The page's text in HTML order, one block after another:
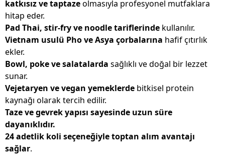
katkısız ve taptazeolmasıyla profesyonel mutfaklara
hitap eder.
Pad Thai, stir-fry ve noodle tariflerinde kullanılır.
Vietnam usulü Pho ve Asya çorbalarına hafif çıtırlık
ekler.
Bowl, poke ve salatalarda sağlıklı ve doğal bir lezzet
sunar.
Vejetaryen ve vegan yemeklerde bitkisel protein
kaynağı olarak tercih edilir.
Taze ve gevrek yapısı sayesinde uzun süre
dayanıklıdır.
24 adetlik koli seçeneğiyle toptan alım avantajı
sağlar.